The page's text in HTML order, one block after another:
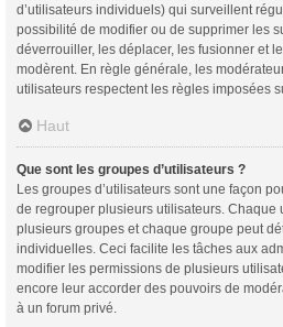
d’utilisateurs individuels) qui surveillent
possibilité de modifier ou de supprimer les
déverrouiller, les déplacer, les fusionner et
modèrent. En règle générale, les
utilisateurs respectent les règles imposées
Haut
Que sont les groupes d’utilisateurs ?
Les groupes d’utilisateurs sont une façon
de regrouper plusieurs utilisateurs. Chaque
plusieurs groupes et chaque groupe peut
individuelles. Ceci facilite les tâches aux
modifier les permissions de plusieurs
encore leur accorder des pouvoirs de
à un forum privé.